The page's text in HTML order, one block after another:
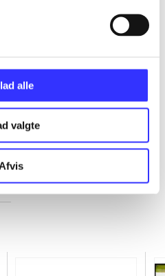
alle
valgte
Afvis